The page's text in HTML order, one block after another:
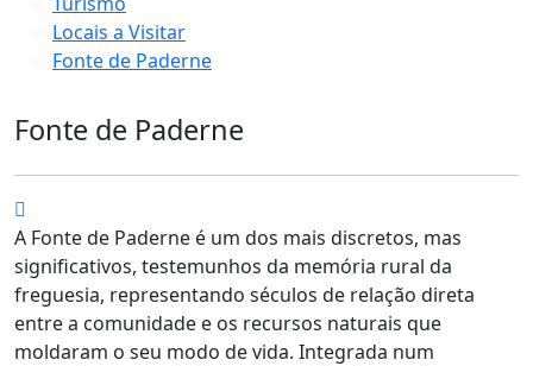
Locais a Visitar
Fonte de Paderne
Fonte de Paderne
A Fonte de Paderne é um dos mais discretos, mas
significativos, testemunhos da memória rural da
freguesia, representando séculos de relação direta
entre a comunidade e os recursos naturais que
moldaram o seu modo de vida. Integrada num